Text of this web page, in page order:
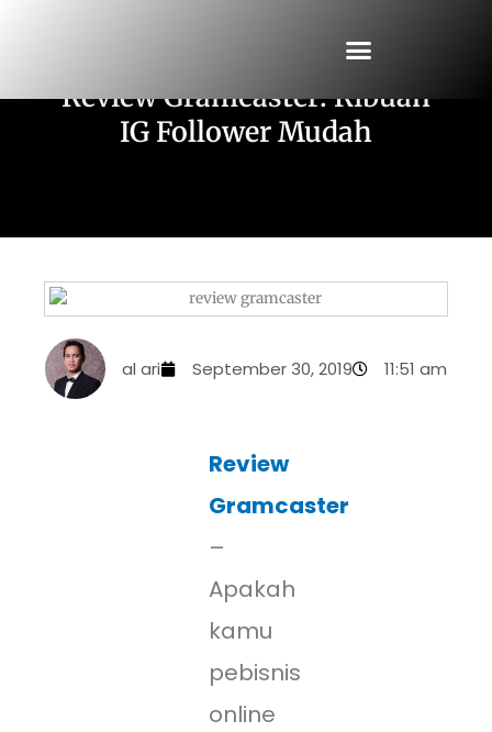
Review Gramcaster: Ribuan
IG Follower Mudah
al ari September 30, 2019 11:51 am
Review
Gramcaster
–
Apakah
kamu
pebisnis
online